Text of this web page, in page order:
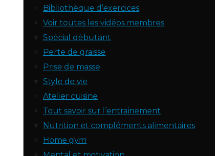
Bibliothèque d’exercices
Voir toutes les vidéos membres
Spécial débutant
Perte de graisse
Prise de masse
Style de vie
Atelier cuisine
Tout savoir sur l’entrainement
Nutrition et compléments alimentaires
Home gym